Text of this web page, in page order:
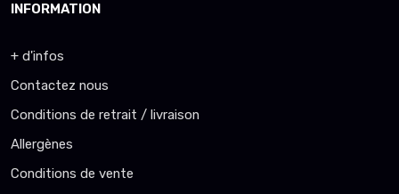
INFORMATION
+ d'infos
Contactez nous
Conditions de retrait / livraison
Allergènes
Conditions de vente